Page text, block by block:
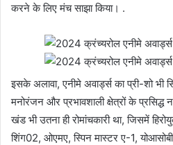
करने के लिए मंच साझा किया। .
इसके अलावा, एनीमे अवार्ड्स का प्री-शो भी
मनोरंजन और प्रभावशाली क्षेत्रों के प्रसिद्ध
खंड भी उतना ही रोमांचकारी था, जिसमें
शिंग02, ओएमए, स्पिन मास्टर ए-1,